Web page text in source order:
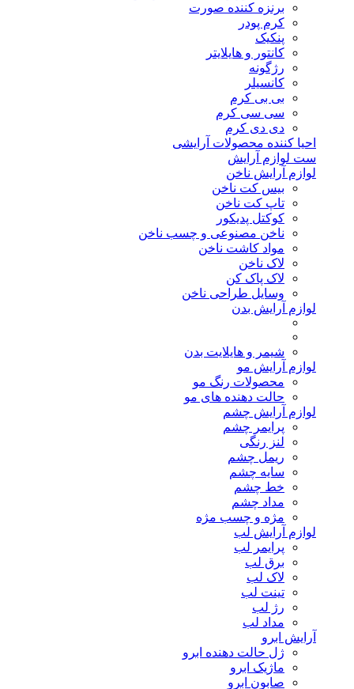
برنزه کننده صورت
کرم پودر
پنکیک
کانتور و هایلایتر
رژگونه
کانسیلر
بی بی کرم
سی سی کرم
دی دی کرم
احیا کننده محصولات آرایشی
ست لوازم آرایش
لوازم آرایش ناخن
بیس کت ناخن
تاپ کت ناخن
کوکتل پدیکور
ناخن مصنوعی و چسب ناخن
مواد کاشت ناخن
لاک ناخن
لاک پاک کن
وسایل طراحی ناخن
لوازم آرایش بدن
شیمر و هایلایت بدن
لوازم آرایش مو
محصولات رنگ مو
حالت دهنده های مو
لوازم آرایش چشم
پرایمر چشم
لنز رنگی
ریمل چشم
سایه چشم
خط چشم
مداد چشم
مژه و چسب مژه
لوازم آرایش لب
پرایمر لب
برق لب
لاک لب
تینت لب
رژ لب
مداد لب
آرایش ابرو
ژل حالت دهنده ابرو
ماژیک ابرو
صابون ابرو